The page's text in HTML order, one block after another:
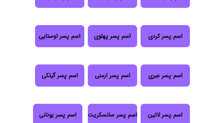
اسم پسر کردی اسم پسر پهلوی اسم پسر اوستایی
اسم پسر عبری اسم پسر ارمنی اسم پسر گیلکی
اسم پسر لاتین اسم پسر سانسکریت اسم پسر یونانی